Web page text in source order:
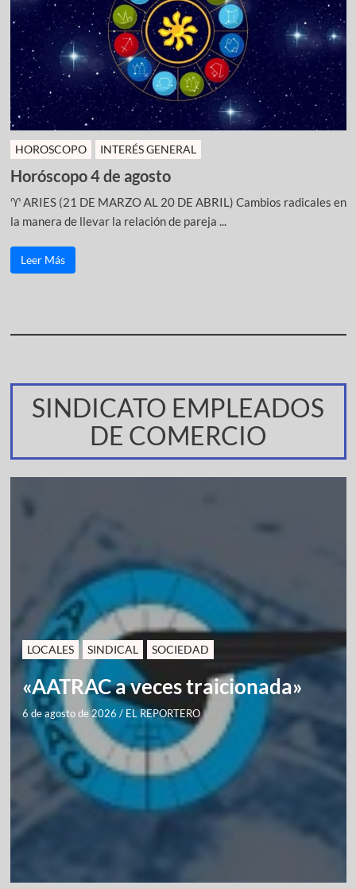
HOROSCOPO INTERÉS GENERAL
Horóscopo 4 de agosto
♈ ARIES (21 DE MARZO AL 20 DE ABRIL) Cambios radicales en
la manera de llevar la relación de pareja ...
Leer Más
SINDICATO EMPLEADOS
DE COMERCIO
LOCALES SINDICAL SOCIEDAD
«AATRAC a veces traicionada»
6 de agosto de 2026 / EL REPORTERO